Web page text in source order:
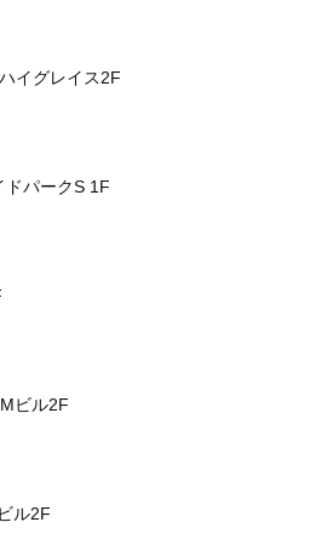
イグレイス2F
パークS 1F
ビル2F
ル2F